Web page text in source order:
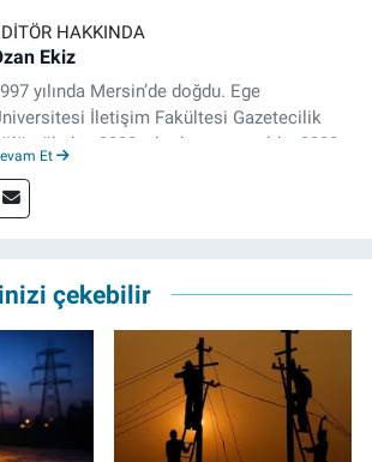
HAKKINDA
Ekiz
yılında Mersin’de doğdu. Ege
İletişim Fakültesi Gazetecilik
2020 yılında mezun oldu. 2020
editörü, muhabir, rejisör olarak çalıştı.
hayatına İzmir’de başlayan gazeteci,
Et
çekebilir